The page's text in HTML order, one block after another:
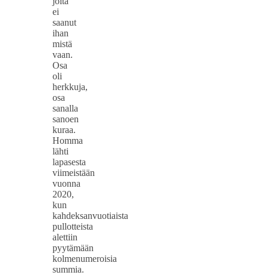
ei
saanut
ihan
mistä
vaan.
Osa
oli
herkkuja,
osa
sanalla
sanoen
kuraa.
Homma
lähti
lapasesta
viimeistään
vuonna
2020,
kun
kahdeksanvuotiaista
pullotteista
alettiin
pyytämään
kolmenumeroisia
summia.